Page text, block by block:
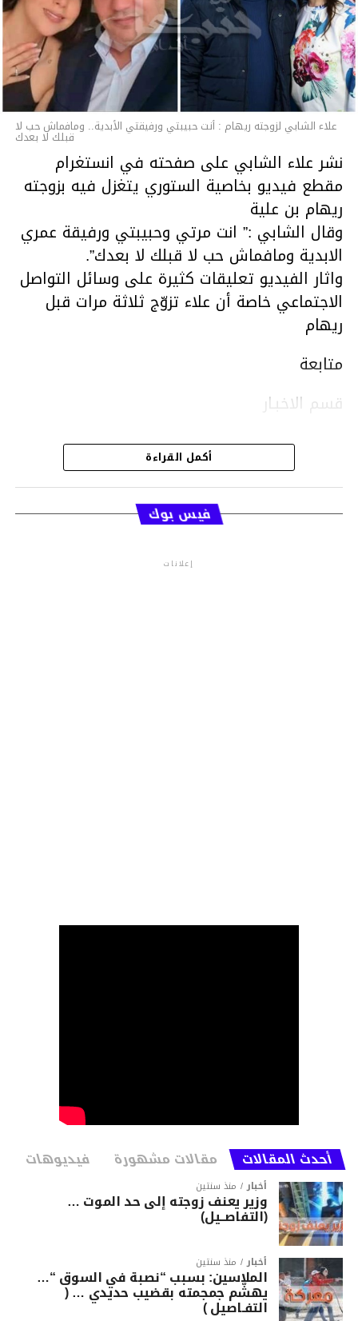
متابعة
قسم الاخبـار
علاء الشابي لزوجته ريهام : أنت حبيبتي ورفيقتي الأبدية.. ومافماش حب لا
قبلك لا بعدك
نشر علاء الشابي على صفحته في انستغرام
مقطع فيديو بخاصية الستوري يتغزل فيه بزوجته
ريهام بن علية
وقال الشابي :” انت مرتي وحبيبتي ورفيقة عمري
الابدية ومافماش حب لا قبلك لا بعدك”.
واثار الفيديو تعليقات كثيرة على وسائل التواصل
الاجتماعي خاصة أن علاء تزوّج ثلاثة مرات قبل
ريهام
متابعة
قسم الاخبـار
أكمل القراءة
فيس بوك
إعلانات
أحدث المقالات مقالات مشهورة فيديوهات
أخبار منذ سنتين
وزير يعنف زوجته إلى حد الموت …
(التفاصــيل)
أخبار منذ سنتين
الملاسين: بسبب “نصبة في السوق “…
يهشّم جمجمته بقضيب حديدي … (
التفـاصيل )